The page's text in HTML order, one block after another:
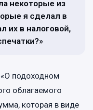
некоторые из
я сделал в
их в налоговой,
подоходном
облагаемого
которая в виде